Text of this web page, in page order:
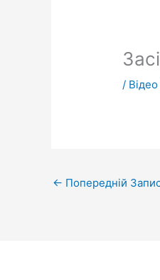
/ Відео
← Попередній